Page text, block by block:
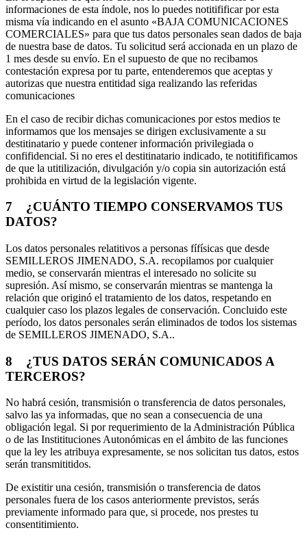
informaciones de esta índole, nos lo puedes notitifificar por esta
misma vía indicando en el asunto «BAJA COMUNICACIONES
COMERCIALES» para que tus datos personales sean dados de baja
de nuestra base de datos. Tu solicitud será accionada en un plazo de
1 mes desde su envío. En el supuesto de que no recibamos
contestación expresa por tu parte, entenderemos que aceptas y
autorizas que nuestra entitidad siga realizando las referidas
comunicaciones
En el caso de recibir dichas comunicaciones por estos medios te
informamos que los mensajes se dirigen exclusivamente a su
destitinatario y puede contener información privilegiada o
confifidencial. Si no eres el destitinatario indicado, te notitifificamos
de que la utitilización, divulgación y/o copia sin autorización está
prohibida en virtud de la legislación vigente.
7 ¿CUÁNTO TIEMPO CONSERVAMOS TUS
DATOS?
Los datos personales relatitivos a personas fífísicas que desde
SEMILLEROS JIMENADO, S.A. recopilamos por cualquier
medio, se conservarán mientras el interesado no solicite su
supresión. Así mismo, se conservarán mientras se mantenga la
relación que originó el tratamiento de los datos, respetando en
cualquier caso los plazos legales de conservación. Concluido este
período, los datos personales serán eliminados de todos los sistemas
de SEMILLEROS JIMENADO, S.A..
8 ¿TUS DATOS SERÁN COMUNICADOS A
TERCEROS?
No habrá cesión, transmisión o transferencia de datos personales,
salvo las ya informadas, que no sean a consecuencia de una
obligación legal. Si por requerimiento de la Administración Pública
o de las Institituciones Autonómicas en el ámbito de las funciones
que la ley les atribuya expresamente, se nos solicitan tus datos, estos
serán transmititidos.
De existitir una cesión, transmisión o transferencia de datos
personales fuera de los casos anteriormente previstos, serás
previamente informado para que, si procede, nos prestes tu
consentitimiento.